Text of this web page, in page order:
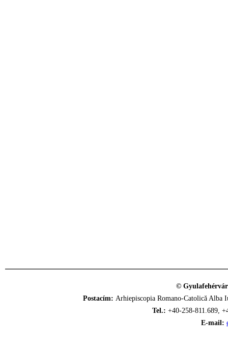
©
Postacím: Arhiepiscopia Romano-Catolică
Tel.: +40-258-811.689,
E-mail: